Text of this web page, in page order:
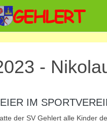
-
IM
der SV Gehlert alle Kinder